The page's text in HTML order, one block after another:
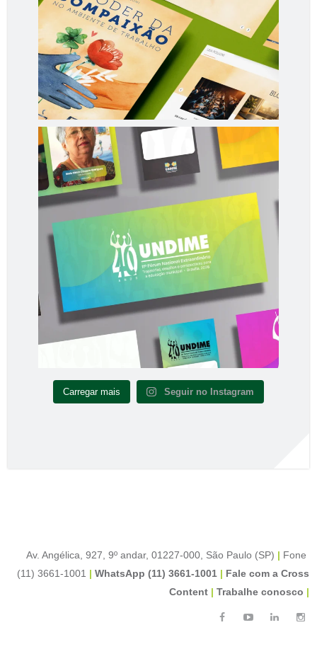
Carregar mais Seguir no Instagram
Av. Angélica, 927, 9º andar, 01227-000, São Paulo (SP) | Fone
(11) 3661-1001 | WhatsApp (11) 3661-1001 | Fale com a Cross
Content | Trabalhe conosco |